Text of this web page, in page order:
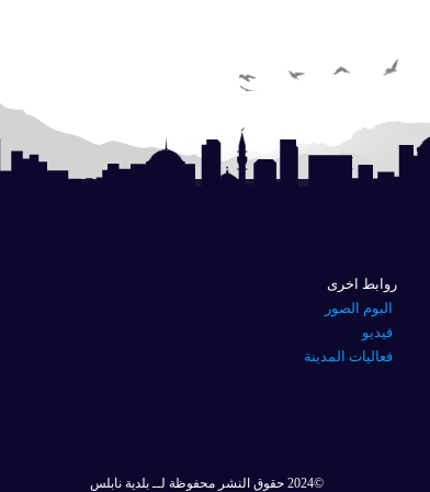
روابط اخرى
البوم الصور
فيديو
فعاليات المدينة
©2024 حقوق النشر محفوظة لــ بلدية نابلس